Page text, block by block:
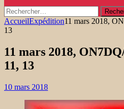
Rechercher :
AccueilExpédition11 mars 2018,
13
11 mars 2018,
11, 13
10 mars 2018